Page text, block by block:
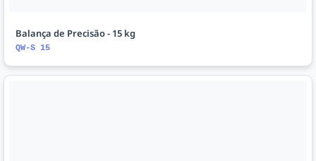
Balança de Precisão - 15 kg
QW-S 15